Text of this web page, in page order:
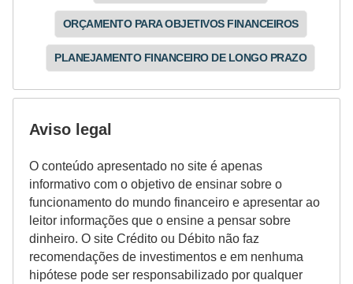
ORÇAMENTO PARA OBJETIVOS FINANCEIROS
PLANEJAMENTO FINANCEIRO DE LONGO PRAZO
Aviso legal
O conteúdo apresentado no site é apenas
informativo com o objetivo de ensinar sobre o
funcionamento do mundo financeiro e apresentar ao
leitor informações que o ensine a pensar sobre
dinheiro. O site Crédito ou Débito não faz
recomendações de investimentos e em nenhuma
hipótese pode ser responsabilizado por qualquer